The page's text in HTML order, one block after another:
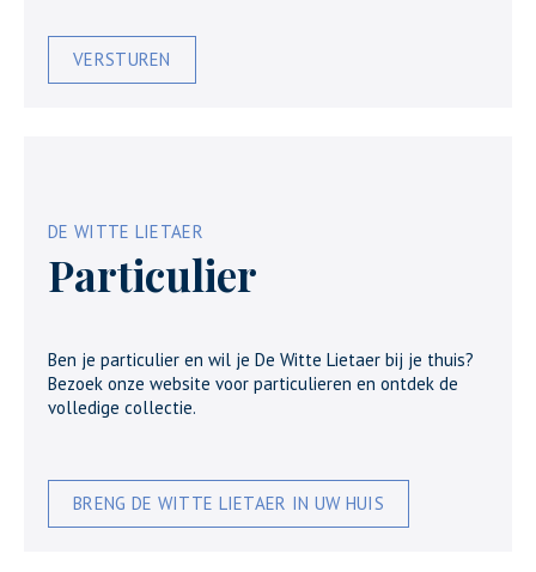
VERSTUREN
DE WITTE LIETAER
Particulier
Ben je particulier en wil je De Witte Lietaer bij je thuis?
Bezoek onze website voor particulieren en ontdek de
volledige collectie.
BRENG DE WITTE LIETAER IN UW HUIS